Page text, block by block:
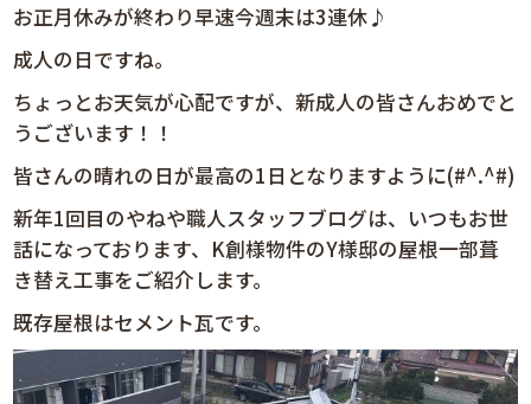
お正月休みが終わり早速今週末は3連休♪
成人の日ですね。
ちょっとお天気が心配ですが、新成人の皆さんおめでと
うございます！！
皆さんの晴れの日が最高の1日となりますように(#^.^#)
新年1回目のやねや職人スタッフブログは、いつもお世
話になっております、K創様物件のY様邸の屋根一部葺
き替え工事をご紹介します。
既存屋根はセメント瓦です。